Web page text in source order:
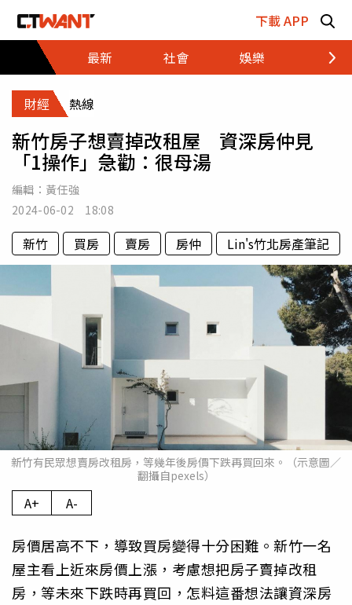
下載 APP
最新
社會 娛樂 財經
財經 熱線
新竹房子想賣掉改租屋 資深房仲見
「1操作」急勸：很母湯
編輯： 黃任強
2024-06-02 18:08
新竹 買房 賣房 房仲 Lin's竹北房產筆記
新竹有民眾想賣房改租房，等幾年後房價下跌再買回來。（示意圖／
翻攝自pexels）
A+ A-
房價居高不下，導致買房變得十分困難。新竹一名
屋主看上近來房價上漲，考慮想把房子賣掉改租
房，等未來下跌時再買回，怎料這番想法讓資深房